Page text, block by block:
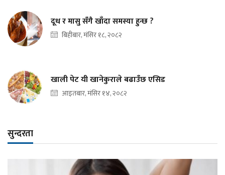
दूध र मासु सँगै खाँदा समस्या हुन्छ ?
बिहीबार, मंसिर १८, २०८२
खाली पेट यी खानेकुराले बढाउँछ एसिड
आइतबार, मंसिर १४, २०८२
सुन्दरता